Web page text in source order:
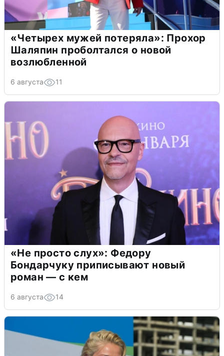
«Четырех мужей потеряла»: Прохор
Шаляпин проболтался о новой
возлюбленной
6 августа 11
«Не просто слух»: Федору
Бондарчуку приписывают новый
роман — с кем
6 августа 14